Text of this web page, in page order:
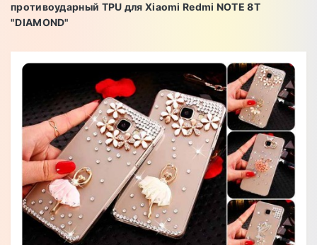
противоударный TPU для Xiaomi Redmi NOTE 8T
"DIAMOND"